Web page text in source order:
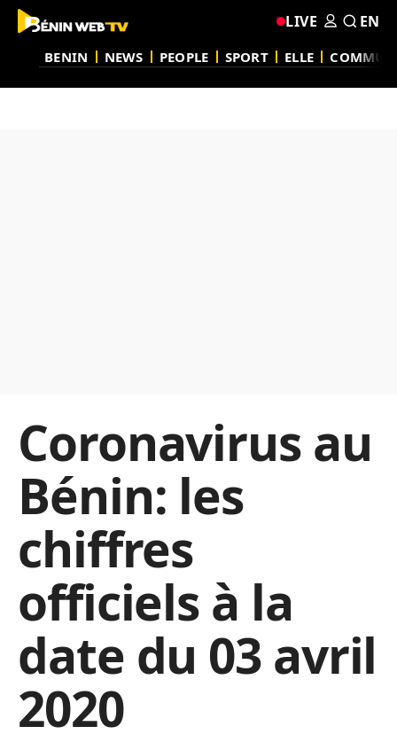
BENIN NEWS PEOPLE SPORT ELLE
LIVE EN
Coronavirus au
Bénin: les
chiffres
officiels à la
date du 03 avril
2020